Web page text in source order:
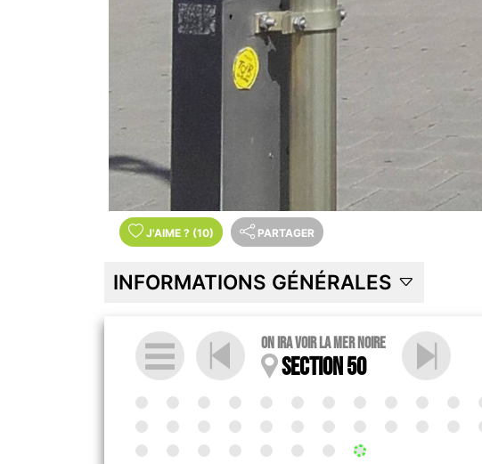
J'AIME ? (10) PARTAGER
INFORMATIONS GÉNÉRALES
On ira voir la mer noire
Section 50